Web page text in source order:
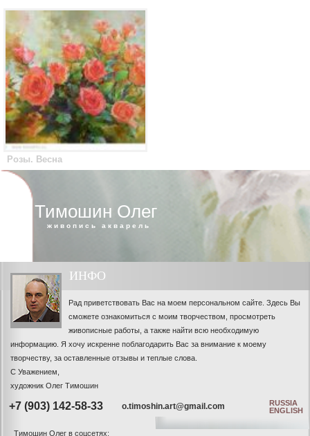
Розы. Весна
Тимошин Олег
живопись акварель
ИНФО
Рад приветствовать Вас на моем персональном сайте. Здесь Вы
сможете ознакомиться с моим творчеством, просмотреть
живописные работы, а также найти всю необходимую
информацию. Я хочу искренне поблагодарить Вас за внимание к моему
творчеству, за оставленные отзывы и теплые слова.
С Уважением,
художник Олег Тимошин
+7 (903) 142-58-33
RUSSIA
ENGLISH
o.timoshin.art@gmail.com
Тимошин Олег в соцсетях: